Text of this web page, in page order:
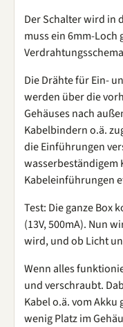
Der Schalter wird in
muss ein 6mm-Loch
Die Drähte für Ein-
werden über die
Gehäuses nach
Kabelbindern o.ä.
die Einführungen
wasserbeständigem
Kabeleinführungen
Test: Die ganze Box
(13V, 500mA). Nun
wird, und ob Licht
Wenn alles
und verschraubt.
Kabel o.ä. vom
wenig Platz im